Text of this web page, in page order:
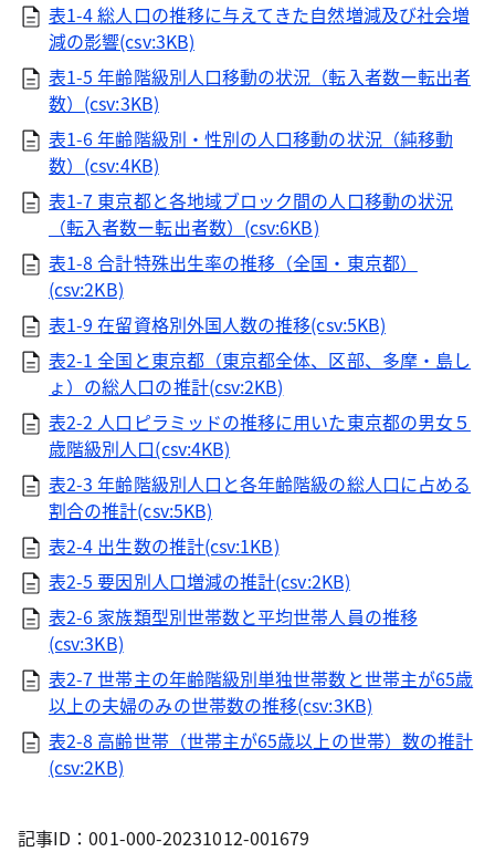
表1-4 総人口の推移に与えてきた自然増減及び社会増
減の影響(csv:3KB)
表1-5 年齢階級別人口移動の状況（転入者数ー転出者
数）(csv:3KB)
表1-6 年齢階級別・性別の人口移動の状況（純移動
数）(csv:4KB)
表1-7 東京都と各地域ブロック間の人口移動の状況
（転入者数ー転出者数）(csv:6KB)
表1-8 合計特殊出生率の推移（全国・東京都）
(csv:2KB)
表1-9 在留資格別外国人数の推移(csv:5KB)
表2-1 全国と東京都（東京都全体、区部、多摩・島し
ょ）の総人口の推計(csv:2KB)
表2-2 人口ピラミッドの推移に用いた東京都の男女５
歳階級別人口(csv:4KB)
表2-3 年齢階級別人口と各年齢階級の総人口に占める
割合の推計(csv:5KB)
表2-4 出生数の推計(csv:1KB)
表2-5 要因別人口増減の推計(csv:2KB)
表2-6 家族類型別世帯数と平均世帯人員の推移
(csv:3KB)
表2-7 世帯主の年齢階級別単独世帯数と世帯主が65歳
以上の夫婦のみの世帯数の推移(csv:3KB)
表2-8 高齢世帯（世帯主が65歳以上の世帯）数の推計
(csv:2KB)
記事ID：001-000-20231012-001679